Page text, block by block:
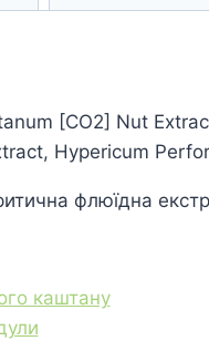
[CO2] Nut
Hypericum
флюїдна
каштану